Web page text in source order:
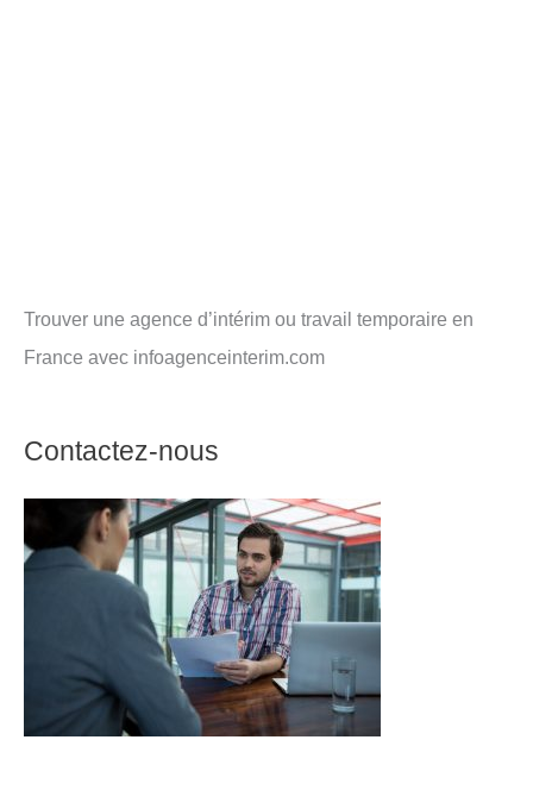
Trouver une agence d’intérim ou travail temporaire en
France avec infoagenceinterim.com
Contactez-nous